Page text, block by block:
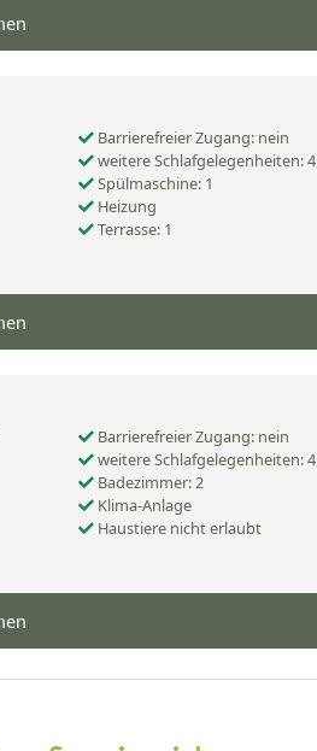
Barrierefreier Zugang: nein
weitere Schlafgelegenheiten: 4
Spülmaschine: 1
Heizung
Terrasse: 1
Barrierefreier Zugang: nein
weitere Schlafgelegenheiten: 4
Badezimmer: 2
Klima-Anlage
Haustiere nicht erlaubt